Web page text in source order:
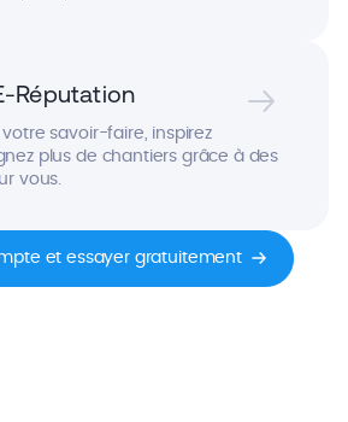
Réputation
savoir-faire, inspirez
plus de chantiers grâce à des
vous.
et essayer gratuitement